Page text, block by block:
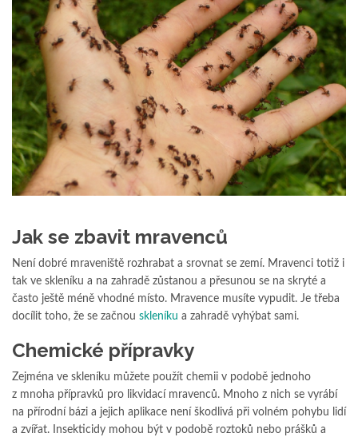
Jak se zbavit mravenců
Není dobré mraveniště rozhrabat a srovnat se zemí. Mravenci totiž i
tak ve skleníku a na zahradě zůstanou a přesunou se na skryté a
často ještě méně vhodné místo. Mravence musíte vypudit. Je třeba
docílit toho, že se začnou skleníku a zahradě vyhýbat sami.
Chemické přípravky
Zejména ve skleníku můžete použít chemii v podobě jednoho
z mnoha přípravků pro likvidací mravenců. Mnoho z nich se vyrábí
na přírodní bázi a jejich aplikace není škodlivá při volném pohybu lidí
a zvířat. Insekticidy mohou být v podobě roztoků nebo prášků a